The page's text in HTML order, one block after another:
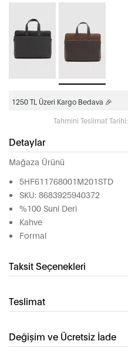
1250 TL Üzeri Kargo Bedava 🎉
Tahmini Teslimat Tarihi:
Detaylar
Mağaza Ürünü
5HF611768001M201STD
SKU: 8683925940372
%100 Suni Deri
Kahve
Formal
Taksit Seçenekleri
Teslimat
Değişim ve Ücretsiz İade